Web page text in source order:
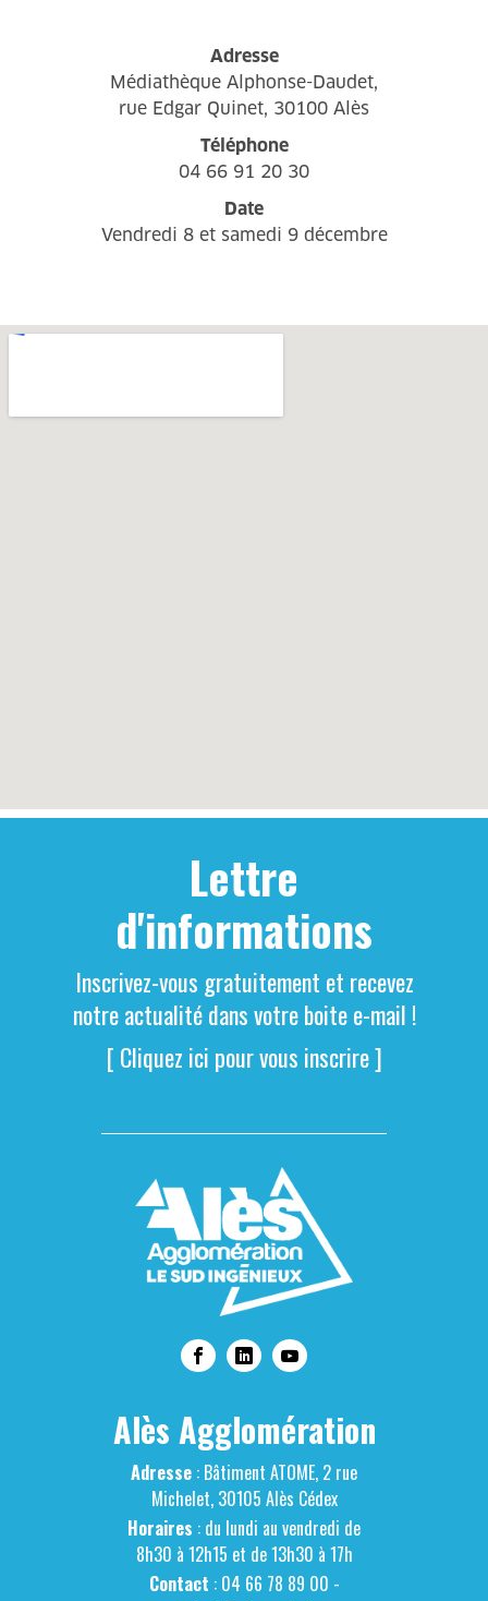
Adresse
Médiathèque Alphonse-Daudet,
rue Edgar Quinet, 30100 Alès
Téléphone
04 66 91 20 30
Date
Vendredi 8 et samedi 9 décembre
Lettre
d'informations
Inscrivez-vous gratuitement et recevez
notre actualité dans votre boite e-mail !
[ Cliquez ici pour vous inscrire ]
Alès Agglomération
Adresse : Bâtiment ATOME, 2 rue
Michelet, 30105 Alès Cédex
Horaires : du lundi au vendredi de
8h30 à 12h15 et de 13h30 à 17h
Contact : 04 66 78 89 00 -